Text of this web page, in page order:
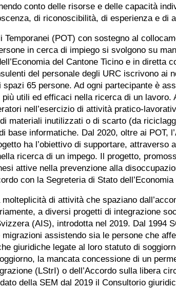
conto delle risorse e delle capacità
di riconoscibilità, di esperienza e di
(POT) con sostegno al
in cerca di impiego si svolgono su
del Cantone Ticino e in diretta
del personale degli URC iscrivono ai
65 persone. Ad ogni partecipante è
utili ed efficaci nella ricerca di un lavoro.
nell’esercizio di attività pratico-
materiali inutilizzati o di scarto (da
informatiche. Dal 2020, oltre ai POT,
ha l’obiettivo di supportare, attraverso
ricerca di un impego. Il progetto,
attive nella prevenzione alla
con la Segreteria di Stato dell’Economia
di attività che spaziano
a diversi progetti di integrazione
(AIS), introdotta nel 2019. Dal 1994
assistendo sia le persone che
giuridiche legate al loro statuto di
la mancata concessione di un
(LStrI) o dell’Accordo sulla libera
della SEM dal 2019 il Consultorio